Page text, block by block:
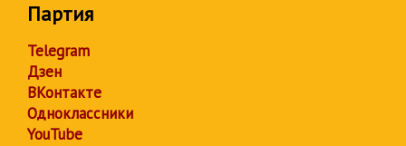
Партия
Telegram
Дзен
ВКонтакте
Одноклассники
YouTube